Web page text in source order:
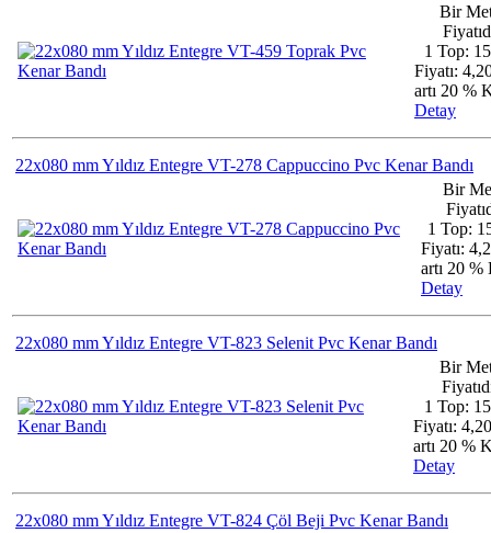
Bir
1 Top:
Fiyatı:
artı 20 %
Detay
22x080 mm Yıldız Entegre VT-278 Cappuccino Pvc Kenar Bandı
Bir
1 Top:
Fiyatı:
artı 20
Detay
22x080 mm Yıldız Entegre VT-823 Selenit Pvc Kenar Bandı
Bir
1 Top:
Fiyatı:
artı 20 %
Detay
22x080 mm Yıldız Entegre VT-824 Çöl Beji Pvc Kenar Bandı